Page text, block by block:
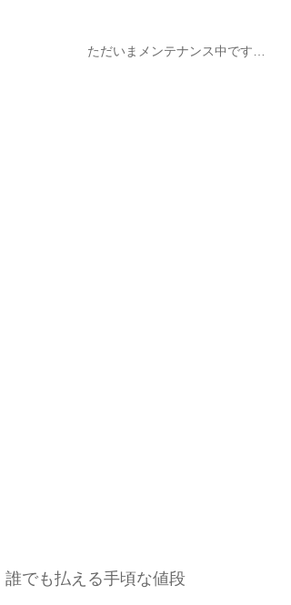
ただいまメンテナンス中です…
でも払える手頃な値段